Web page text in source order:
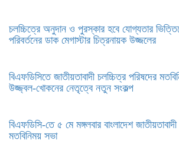
চলচ্চিত্রে অনুদান ও পুরস্কার হবে যোগ্যতার
পরিবর্তনের ডাক মেগাস্টার চিত্রনায়ক উজ্জলের
বিএফডিসিতে জাতীয়তাবাদী চলচ্চিত্র পরিষদের
উজ্জ্বল-খোকনের নেতৃত্বে নতুন সংকল্প
বিএফডিসি-তে ৫ মে মঙ্গলবার বাংলাদেশ
মতবিনিময় সভা